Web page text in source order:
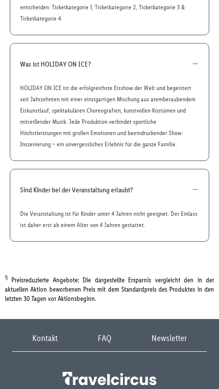
entscheiden: Ticketkategorie 1, Ticketkategorie 2, Ticketkategorie 3 &
Ticketkategorie 4.
Was ist HOLIDAY ON ICE?
HOLIDAY ON ICE ist die erfolgreichste Eisshow der Welt und begeistert
seit Jahrzehnten mit einer einzigartigen Mischung aus atemberaubendem
Eiskunstlauf, spektakulären Choreografien, kunstvollen Kostümen und
mitreißender Musik. Jede Produktion verbindet sportliche
Höchstleistungen mit großen Emotionen und beeindruckender Show-
Inszenierung – ein unvergessliches Erlebnis für die ganze Familie.
Sind Kinder bei der Veranstaltung erlaubt?
Die Veranstaltung ist für Kinder unter 4 Jahren nicht geeignet. Der Einlass
ist daher erst ab einem Alter von 4 Jahren gestattet.
1) Preisreduzierte Angebote: Die dargestellte Ersparnis vergleicht den in der
aktuellen Aktion beworbenen Preis mit dem Standardpreis des Produktes in den
letzten 30 Tagen vor Aktionsbeginn.
Kontakt FAQ Newsletter